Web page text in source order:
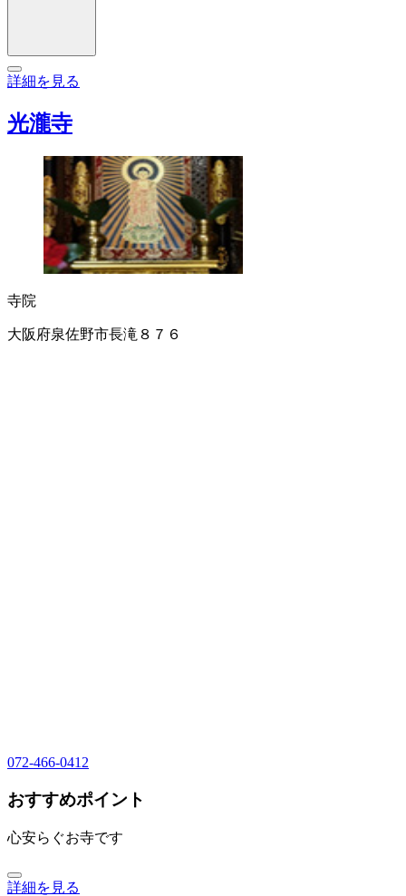
詳細を見る
光瀧寺
寺院
大阪府泉佐野市長滝８７６
072-466-0412
おすすめポイント
心安らぐお寺です
詳細を見る